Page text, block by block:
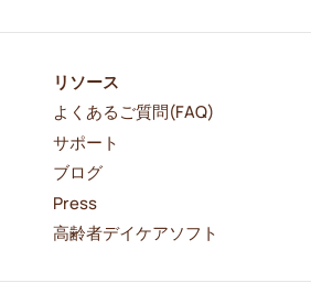
リソース
よくあるご質問(FAQ)
サポート
ブログ
Press
高齢者デイケアソフト